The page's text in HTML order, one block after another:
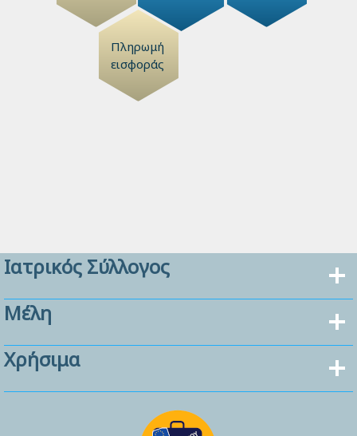
Πληρωμή
εισφοράς
Ιατρικός Σύλλογος
Μέλη
Χρήσιμα